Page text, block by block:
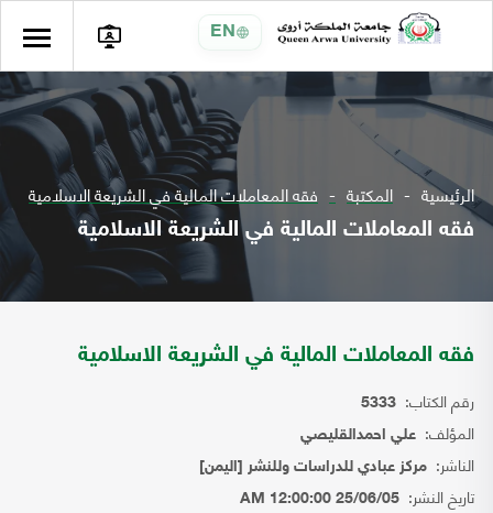
EN
الرئيسية المكتبة فقه المعاملات المالية في الشريعة الاسلامية
فقه المعاملات المالية في الشريعة الاسلامية
فقه المعاملات المالية في الشريعة الاسلامية
رقم الكتاب: 5333
المؤلف: علي احمدالقليصي
الناشر: مركز عبادي للدراسات وللنشر [اليمن]
تاريخ النشر: 25/06/05 12:00:00 AM